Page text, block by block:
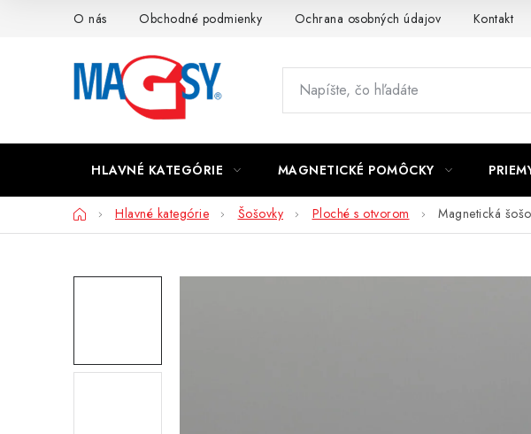
O nás Obchodné podmienky Ochrana osobných údajov Kontakt
HLAVNÉ KATEGÓRIE MAGNETICKÉ POMÔCKY
DomovHlavné kategórie Šošovky Ploché s otvorom Magnetická